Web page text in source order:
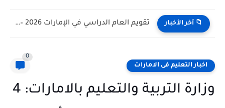
📁 آخر الأخبار تقويم العام الدراسي في الإمارات 2026 – 2027 - مواعيد...
اخبار التعليم فى الامارات
0
وزارة التربية والتعليم بالامارات: 4